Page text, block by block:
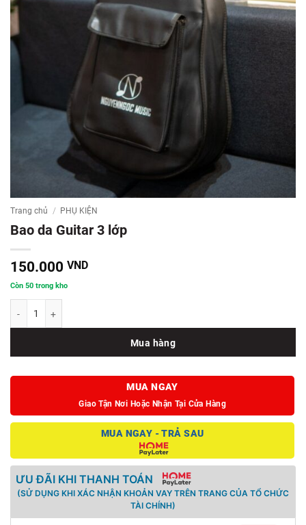
Trang chủ / PHỤ KIỆN
Bao da Guitar 3 lớp
150.000 VND
Còn 50 trong kho
Mua hàng
MUA NGAY
Giao Tận Nơi Hoặc Nhận Tại Cửa Hàng
MUA NGAY - TRẢ SAU
ƯU ĐÃI KHI THANH TOÁN
(SỬ DỤNG KHI XÁC NHẬN KHOẢN VAY TRÊN TRANG CỦA TỔ CHỨC
TÀI CHÍNH)